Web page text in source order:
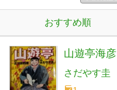
おすすめ順
山遊亭海彦
さだやす圭